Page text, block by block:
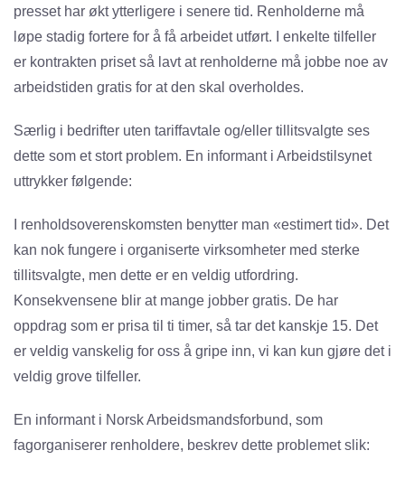
presset har økt ytterligere i senere tid. Renholderne må
løpe stadig fortere for å få arbeidet utført. I enkelte tilfeller
er kontrakten priset så lavt at renholderne må jobbe noe av
arbeidstiden gratis for at den skal overholdes.
Særlig i bedrifter uten tariffavtale og/eller tillitsvalgte ses
dette som et stort problem. En informant i Arbeidstilsynet
uttrykker følgende:
I renholdsoverenskomsten benytter man «estimert tid». Det
kan nok fungere i organiserte virksomheter med sterke
tillitsvalgte, men dette er en veldig utfordring.
Konsekvensene blir at mange jobber gratis. De har
oppdrag som er prisa til ti timer, så tar det kanskje 15. Det
er veldig vanskelig for oss å gripe inn, vi kan kun gjøre det i
veldig grove tilfeller.
En informant i Norsk Arbeidsmandsforbund, som
fagorganiserer renholdere, beskrev dette problemet slik: